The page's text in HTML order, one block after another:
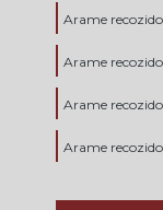
Arame
Arame
Arame
Arame